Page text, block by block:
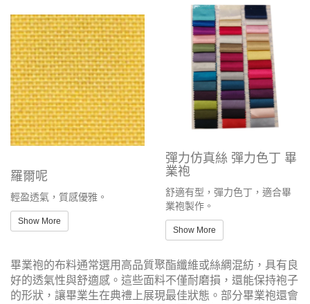
羅爾呢
輕盈透氣，質感優雅。
Show More
彈力仿真絲 彈力色丁 畢
業袍
舒適有型，彈力色丁，適合畢
業袍製作。
Show More
畢業袍的布料通常選用高品質聚酯纖維或絲綢混紡，具有良
好的透氣性與舒適感。這些面料不僅耐磨損，還能保持袍子
的形狀，讓畢業生在典禮上展現最佳狀態。部分畢業袍還會